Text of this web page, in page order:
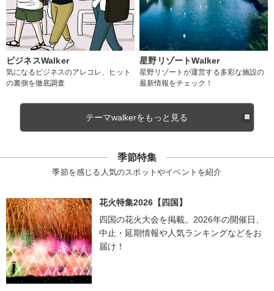
ビジネスWalker
気になるビジネスのアレコレ、ヒット
の裏側を徹底調査
星野リゾートWalker
星野リゾートが運営する多彩な施設の
最新情報をチェック！
テーマwalkerをもっと見る
季節特集
季節を感じる人気のスポットやイベントを紹介
花火特集2026【四国】
四国の花火大会を掲載。2026年の開催日、
中止・延期情報や人気ランキングなどをお
届け！